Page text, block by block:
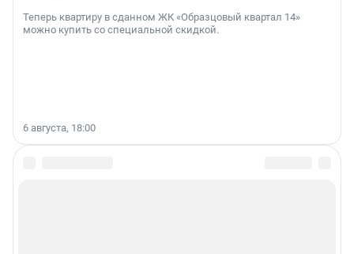
Теперь квартиру в сданном ЖК «Образцовый квартал 14»
можно купить со специальной скидкой.
6 августа, 18:00